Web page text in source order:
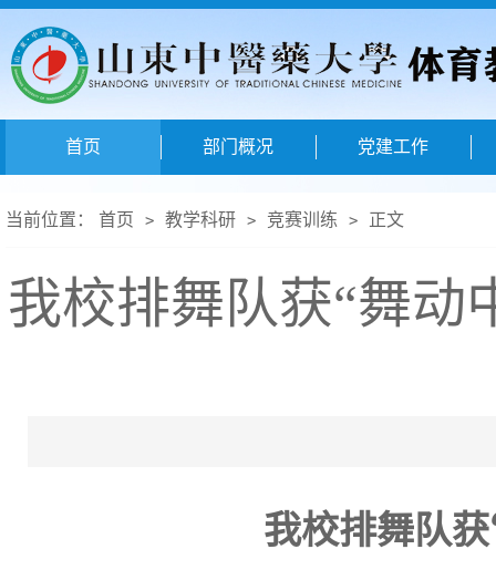
首页 部门概况 党建工作
当前位置： 首页 > 教学科研 > 竞赛训练 > 正文
我校排舞队获“舞动
我校排舞队获